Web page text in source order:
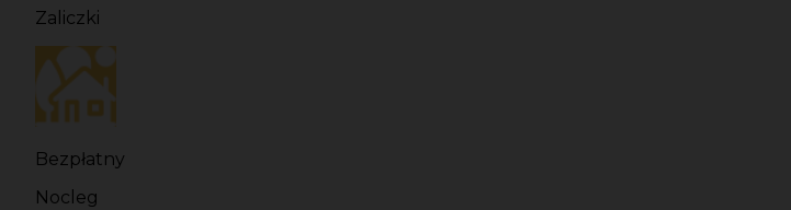
Zaliczki
Bezpłatny
Nocleg